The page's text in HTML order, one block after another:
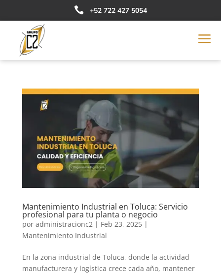
 +52 722 427 5054
a
Mantenimiento Industrial en Toluca: Servicio
profesional para tu planta o negocio
por administracionc2 | Feb 23, 2025|
Mantenimiento Industrial
En la zona industrial de Toluca, donde la actividad
manufacturera y logística crece cada año, mantener